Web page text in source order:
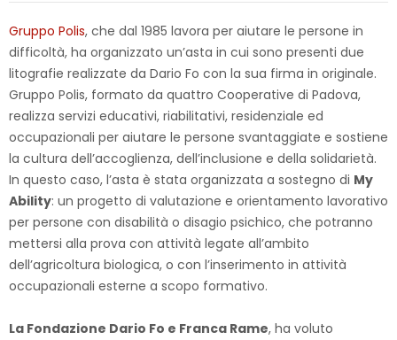
Gruppo Polis, che dal 1985 lavora per aiutare le persone in
difficoltà, ha organizzato un’asta in cui sono presenti due
litografie realizzate da Dario Fo con la sua firma in originale.
Gruppo Polis, formato da quattro Cooperative di Padova,
realizza servizi educativi, riabilitativi, residenziale ed
occupazionali per aiutare le persone svantaggiate e sostiene
la cultura dell’accoglienza, dell’inclusione e della solidarietà.
In questo caso, l’asta è stata organizzata a sostegno di My
Ability: un progetto di valutazione e orientamento lavorativo
per persone con disabilità o disagio psichico, che potranno
mettersi alla prova con attività legate all’ambito
dell’agricoltura biologica, o con l’inserimento in attività
occupazionali esterne a scopo formativo.
La Fondazione Dario Fo e Franca Rame, ha voluto